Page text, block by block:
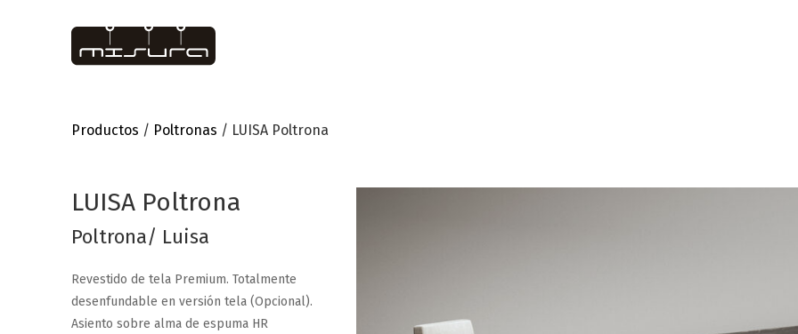
Productos / Poltronas / LUISA Poltrona
LUISA Poltrona
Poltrona/ Luisa
Revestido de tela Premium. Totalmente
desenfundable en versión tela (Opcional).
Asiento sobre alma de espuma HR